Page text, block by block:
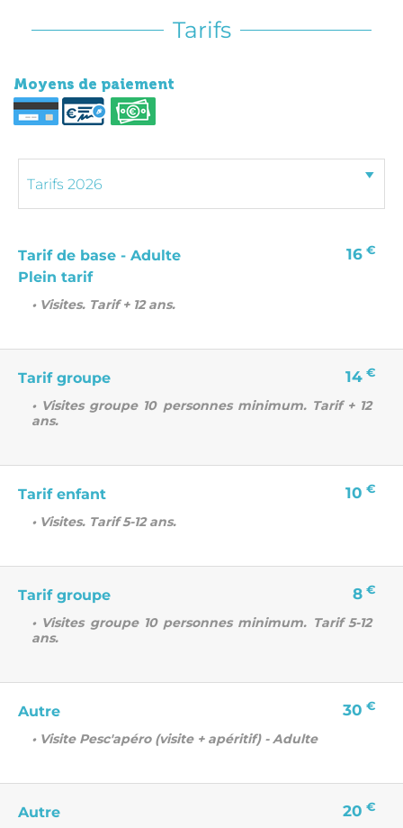
Tarifs
Moyens de paiement
Tarif de base - Adulte
Plein tarif
16 €
• Visites. Tarif + 12 ans.
Tarif groupe 14 €
• Visites groupe 10 personnes minimum. Tarif + 12
ans.
Tarif enfant 10 €
• Visites. Tarif 5-12 ans.
Tarif groupe 8 €
• Visites groupe 10 personnes minimum. Tarif 5-12
ans.
Autre 30 €
• Visite Pesc'apéro (visite + apéritif) - Adulte
Autre 20 €